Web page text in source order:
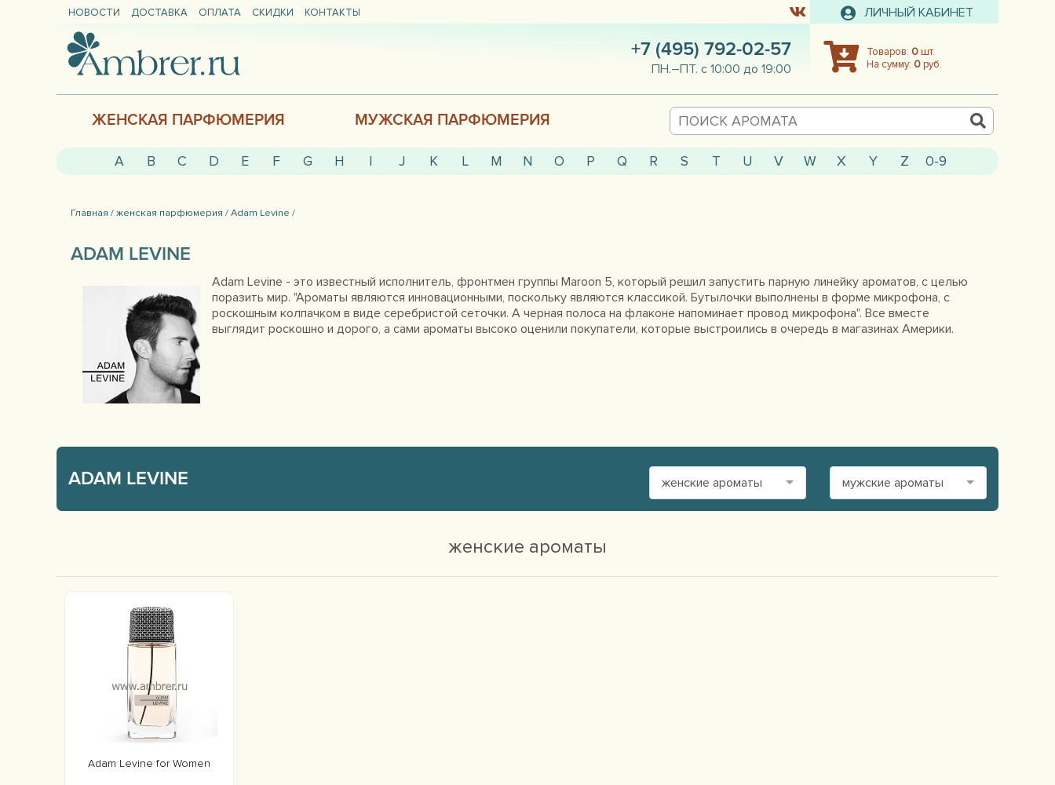
НОВОСТИ ДОСТАВКА ОПЛАТА СКИДКИ КОНТАКТЫ ЛИЧНЫЙ КАБИНЕТ
Товаров: 0шт.
На сумму: 0руб.
+7 (495) 792-02-57
ПН.–ПТ. с 10:00 до 19:00
ЖЕНСКАЯ ПАРФЮМЕРИЯ МУЖСКАЯ ПАРФЮМЕРИЯ
A B C D E F G H I J K L M N O P Q R S T U V W X Y Z 0-9
Главная /женская парфюмерия /Adam Levine /
ADAM LEVINE
Adam Levine - это известный исполнитель, фронтмен группы Maroon 5, который решил запустить парную линейку ароматов, с целью
поразить мир. "Ароматы являются инновационными, поскольку являются классикой. Бутылочки выполнены в форме микрофона, с
роскошным колпачком в виде серебристой сеточки. А черная полоса на флаконе напоминает провод микрофона". Все вместе
выглядит роскошно и дорого, а сами ароматы высоко оценили покупатели, которые выстроились в очередь в магазинах Америки.
ADAM LEVINE мужские ароматы
женские ароматы
женские ароматы
Adam Levine for Women